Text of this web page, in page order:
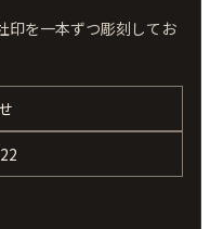
印を一本ずつ彫刻してお